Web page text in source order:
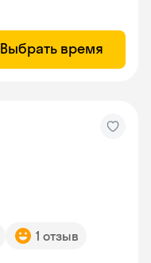
Выбрать время
1 отзыв